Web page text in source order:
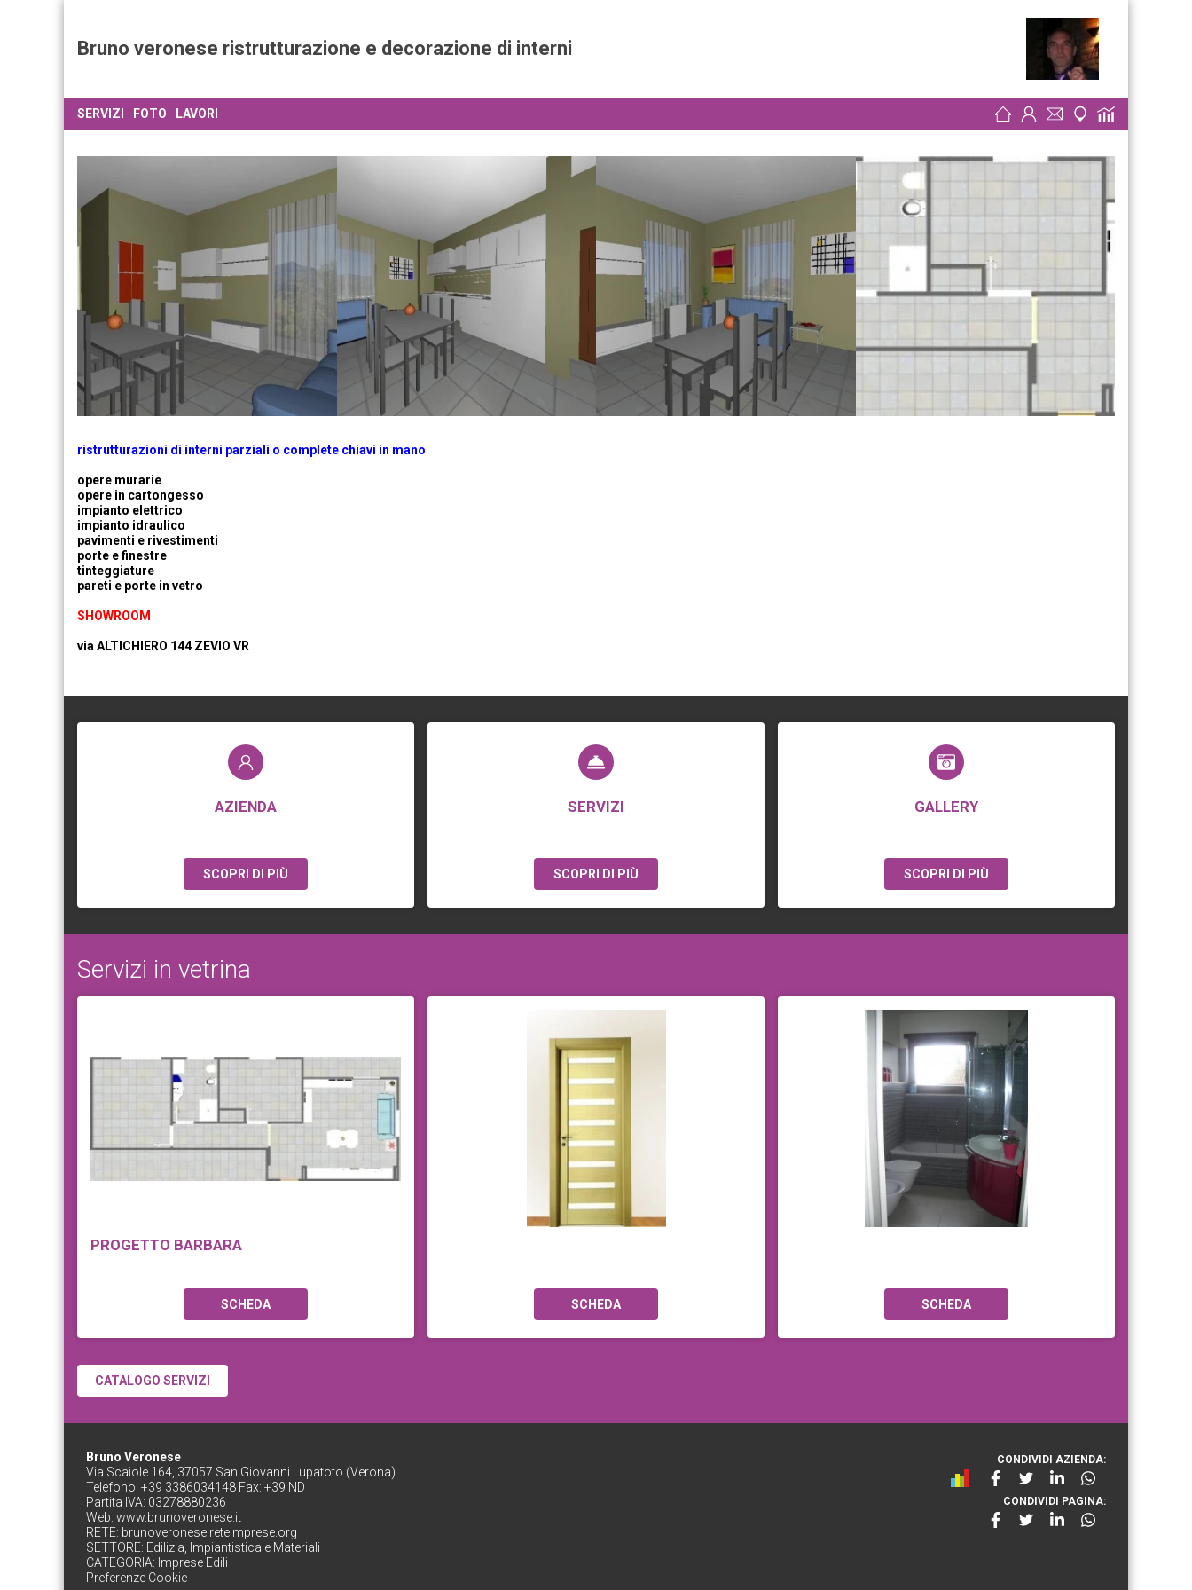
Bruno veronese ristrutturazione e decorazione di interni
SERVIZI FOTO LAVORI
ristrutturazioni di interni parziali o complete chiavi in mano
opere murarie
opere in cartongesso
impianto elettrico
impianto idraulico
pavimenti e rivestimenti
porte e finestre
tinteggiature
pareti e porte in vetro
SHOWROOM
via ALTICHIERO 144 ZEVIO VR
AZIENDA
SCOPRI DI PIÙ
SERVIZI
SCOPRI DI PIÙ
GALLERY
SCOPRI DI PIÙ
Servizi in vetrina
PROGETTO BARBARA
SCHEDA SCHEDA SCHEDA
CATALOGO SERVIZI
Bruno Veronese
Via Scaiole 164, 37057 San Giovanni Lupatoto (Verona)
Telefono: +39 3386034148 Fax: +39 ND
Partita IVA: 03278880236
Web: www.brunoveronese.it
RETE: brunoveronese.reteimprese.org
SETTORE: Edilizia, Impiantistica e Materiali
CATEGORIA: Imprese Edili
Preferenze Cookie
CONDIVIDI AZIENDA:
CONDIVIDI PAGINA: